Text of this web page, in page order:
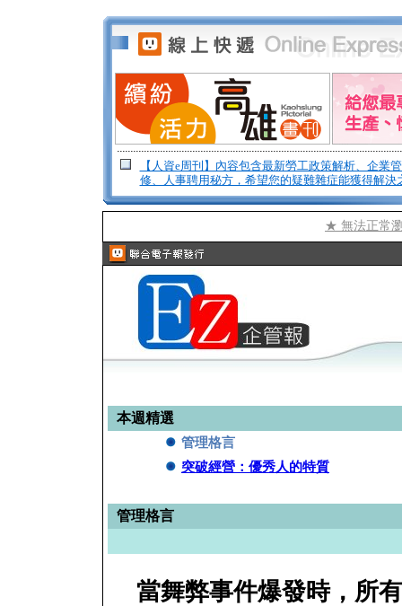
【人資e周刊】內容包含最新勞工政策解析、企業
修、人事聘用秘方，希望您的疑難雜症能獲得解決
★ 無法正常
本週精選
管理格言
突破經營：優秀人的特質
管理格言
當舞弊事件爆發時，所